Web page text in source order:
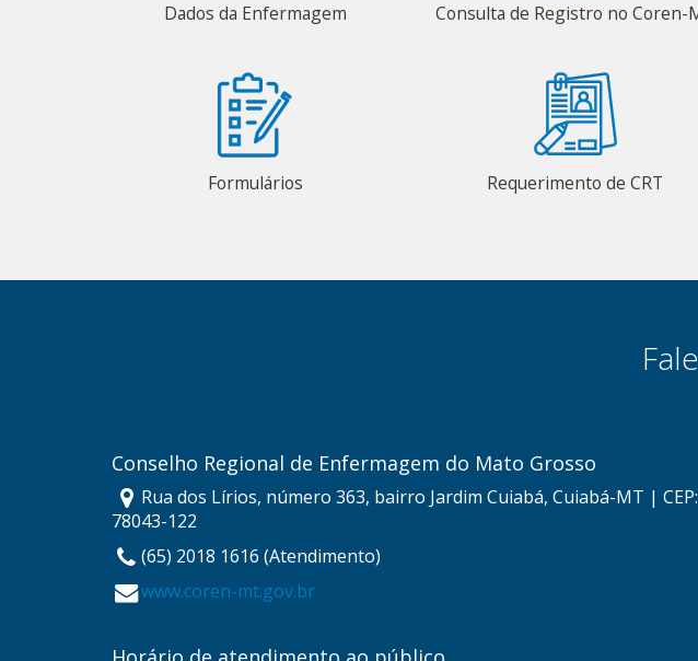
Dados da Enfermagem Consulta de Registro no Coren-
Formulários Requerimento de CRT
Conselho Regional de Enfermagem do Mato Grosso
Rua dos Lírios, número 363, bairro Jardim Cuiabá, Cuiabá-MT | CEP:
78043-122
(65) 2018 1616 (Atendimento)
www.coren-mt.gov.br